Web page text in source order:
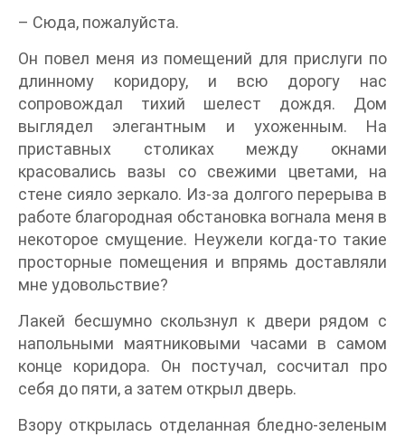
– Сюда, пожалуйста.
Он повел меня из помещений для прислуги по
длинному коридору, и всю дорогу нас
сопровождал тихий шелест дождя. Дом
выглядел элегантным и ухоженным. На
приставных столиках между окнами
красовались вазы со свежими цветами, на
стене сияло зеркало. Из-за долгого перерыва в
работе благородная обстановка вогнала меня в
некоторое смущение. Неужели когда‑то такие
просторные помещения и впрямь доставляли
мне удовольствие?
Лакей бесшумно скользнул к двери рядом с
напольными маятниковыми часами в самом
конце коридора. Он постучал, сосчитал про
себя до пяти, а затем открыл дверь.
Взору открылась отделанная бледно-зеленым